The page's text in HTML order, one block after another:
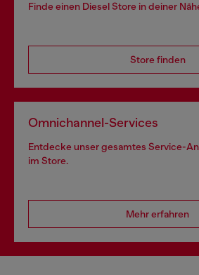
Finde einen Diesel Store in deiner
Store finden
Omnichannel-Services
Entdecke unser gesamtes Service-
im Store.
Mehr erfahren